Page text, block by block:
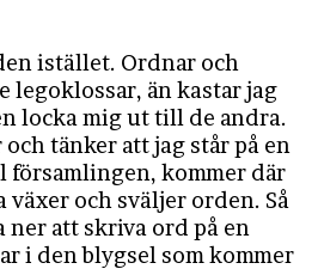
istället. Ordnar och
legoklossar, än kastar jag
locka mig ut till de andra.
tänker att jag står på en
församlingen, kommer där
växer och sväljer orden. Så
ner att skriva ord på en
i den blygsel som kommer